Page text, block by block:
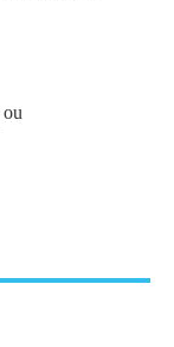
ou